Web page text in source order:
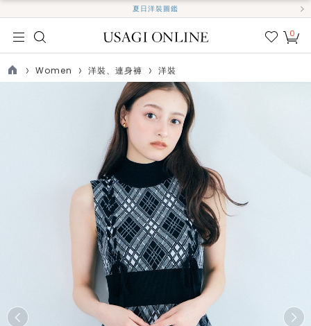
夏日洋裝圖鑑
我的
0
TOP
Women 洋裝、連身褲 洋裝